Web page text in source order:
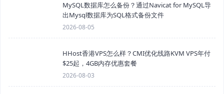
MySQL数据库怎么备份？通过Navicat for MySQL导
出Mysql数据库为SQL格式备份文件
2026-08-05
HHost香港VPS怎么样？CMI优化线路KVM VPS年付
$25起，4GB内存优惠套餐
2026-08-03